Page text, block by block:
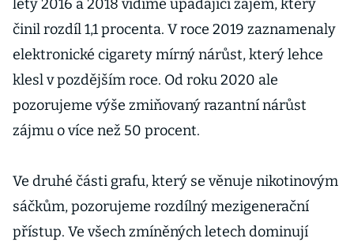
lety 2016 a 2018 vidíme upadající zájem, který
činil rozdíl 1,1 procenta. V roce 2019 zaznamenaly
elektronické cigarety mírný nárůst, který lehce
klesl v pozdějším roce. Od roku 2020 ale
pozorujeme výše zmiňovaný razantní nárůst
zájmu o více než 50 procent.
Ve druhé části grafu, který se věnuje nikotinovým
sáčkům, pozorujeme rozdílný mezigenerační
přístup. Ve všech zmíněných letech dominují